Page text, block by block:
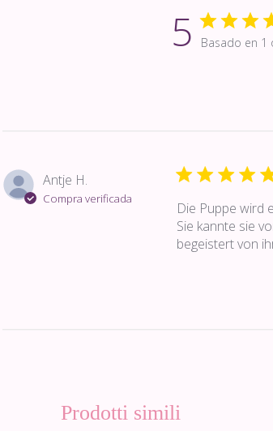
5 Basado en 1
Antje H.
Compra verificada
Die Puppe wird
Sie kannte sie
begeistert von
Prodotti simili